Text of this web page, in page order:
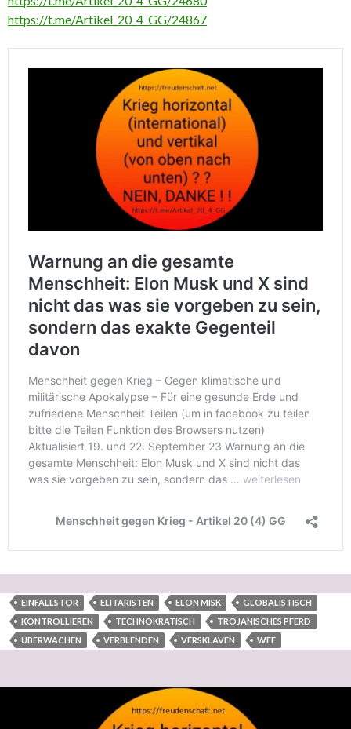
https://t.me/Artikel_20_4_GG/24867
EINFALLSTOR ELITARISTEN ELON MISK
GLOBALISTISCH
KONTROLLIEREN
TECHNOKRATISCH
TROJANISCHES PFERD
ÜBERWACHEN
VERBLENDEN VERSKLAVEN WEF